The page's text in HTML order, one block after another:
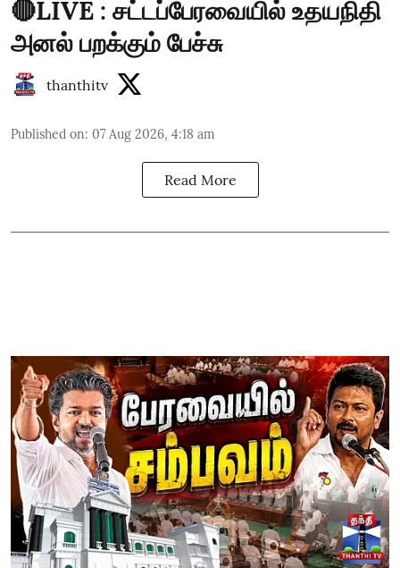
🔴LIVE : சட்டப்பேரவையில் உதயநிதி
அனல் பறக்கும் பேச்சு
thanthitv
Published on: 07 Aug 2026, 4:18 am
Read More